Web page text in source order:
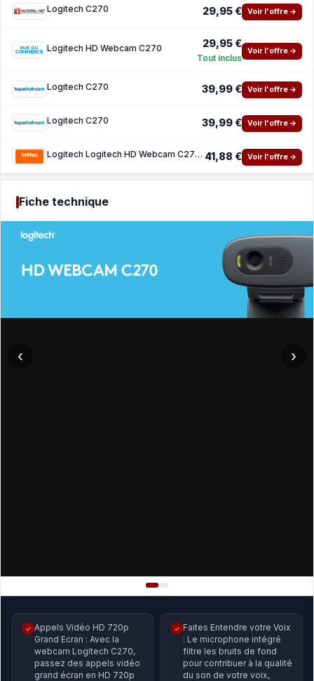
Logitech C270 29,95 € Voir l'offre →
Logitech HD Webcam C270 29,95 €
Tout inclus
Voir l'offre →
Logitech C270 39,99 € Voir l'offre →
Logitech C270 39,99 € Voir l'offre →
Logitech Logitech HD Webcam C270 - webcam 41,88 € Voir l'offre →
Fiche technique
‹ ›
✓ Appels Vidéo HD 720p
Grand Ecran : Avec la
webcam Logitech C270,
passez des appels vidéo
grand écran en HD 720p
✓ Faites Entendre votre Voix
: Le microphone intégré
filtre les bruits de fond
pour contribuer à la qualité
du son de votre voix,